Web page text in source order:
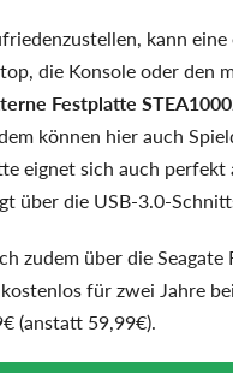
kann
die Konsole oder den
Festplatte
können hier auch
eignet sich auch
über die USB-3.0-
zudem über die Seagate
für zwei Jahre
(anstatt 59,99€).